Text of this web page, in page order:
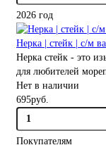
2026 год
Нерка | стейк | с/м
Нерка стейк - это
для любителей
Нет в наличии
695руб.
Покупателям